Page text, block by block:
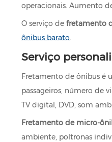
operacionais. Aumento
O serviço de fretamento
ônibus barato
Serviço
Fretamento de ônibus é
passageiros, número de
TV digital, DVD, som
Fretamento de micro-
ambiente, poltronas